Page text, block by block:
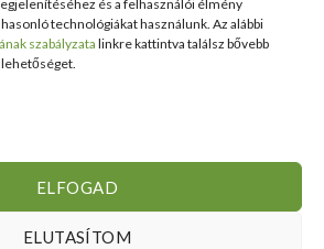
és a felhasználói élmény
technológiákat használunk. Az alábbi
szabályzatalinkre kattintva találsz bővebb
ELFOGAD
ELUTASÍTOM
+36 30
938
2626